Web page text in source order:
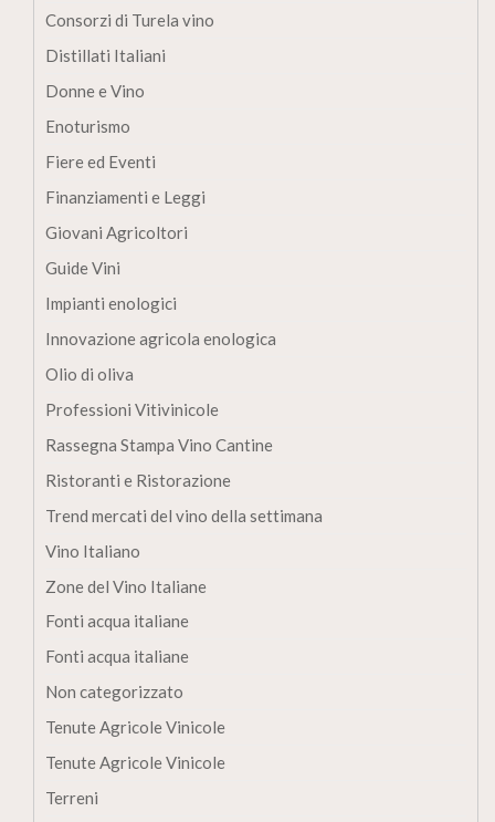
Consorzi di Turela vino
Distillati Italiani
Donne e Vino
Enoturismo
Fiere ed Eventi
Finanziamenti e Leggi
Giovani Agricoltori
Guide Vini
Impianti enologici
Innovazione agricola enologica
Olio di oliva
Professioni Vitivinicole
Rassegna Stampa Vino Cantine
Ristoranti e Ristorazione
Trend mercati del vino della settimana
Vino Italiano
Zone del Vino Italiane
Fonti acqua italiane
Fonti acqua italiane
Non categorizzato
Tenute Agricole Vinicole
Tenute Agricole Vinicole
Terreni